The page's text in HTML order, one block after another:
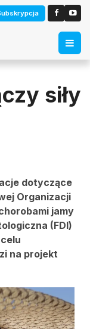
siły
dotyczące
Organizacji
jamy
(FDI)
na projekt